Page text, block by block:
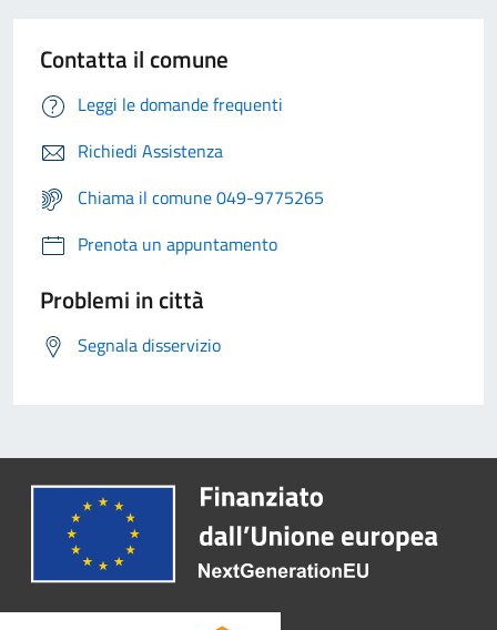
Contatta il comune
Leggi le domande frequenti
Richiedi Assistenza
Chiama il comune 049-9775265
Prenota un appuntamento
Problemi in città
Segnala disservizio